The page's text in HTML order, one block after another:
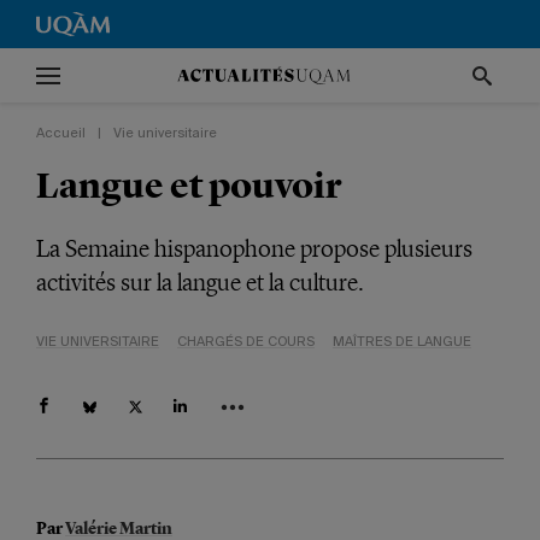
Accueil Vie universitaire
Langue et pouvoir
La Semaine hispanophone propose plusieurs
activités sur la langue et la culture.
VIE UNIVERSITAIRE CHARGÉS DE COURS MAÎTRES DE LANGUE
ParValérie Martin